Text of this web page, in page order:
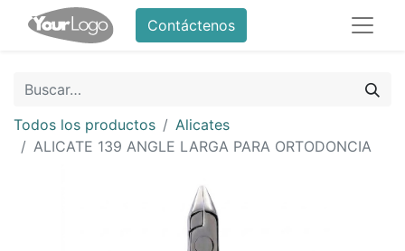
Contáctenos
Todos los productos
Alicates
ALICATE 139 ANGLE LARGA PARA ORTODONCIA